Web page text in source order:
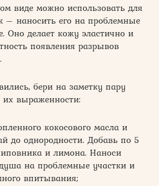
виде можно использовать для
– наносить его на проблемные
Оно делает кожу эластично и
появления разрывов
бери на заметку пару
выраженности:
кокосового масла и
до однородности. Добавь по 5
и лимона. Наноси
на проблемные участки и
впитывания;